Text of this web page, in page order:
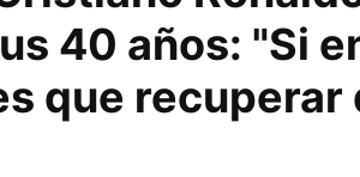
40 años: "Si
que recuperar